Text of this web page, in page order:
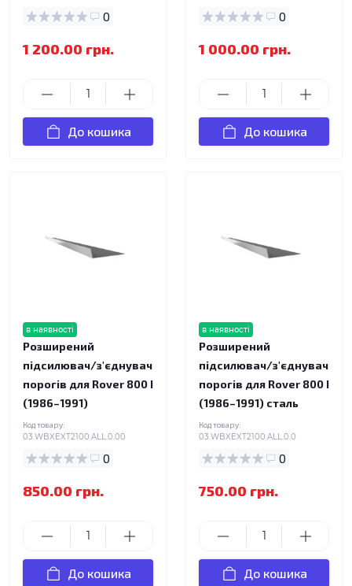
0
1 200.00 грн.
До кошика
0
1 000.00 грн.
До кошика
в наявності
Розширений
підсилювач/з'єднувач
порогів для Rover 800 I
(1986–1991)
Код товару:
03.WBXEXT2100.ALL.0.00
0
850.00 грн.
До кошика
в наявності
Розширений
підсилювач/з'єднувач
порогів для Rover 800 I
(1986–1991) сталь
Код товару:
03.WBXEXT2100.ALL.0.0
0
750.00 грн.
До кошика